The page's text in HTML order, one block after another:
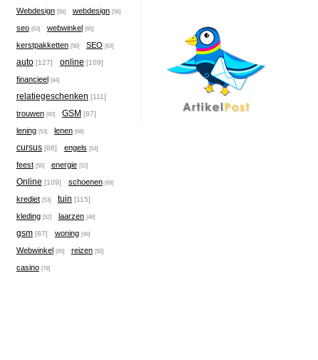
Webdesign [56] webdesign [56]
seo [63] webwinkel [65]
kerstpakketten [56] SEO [63]
auto [127] online [109]
financieel [84]
relatiegeschenken [111]
trouwen [60] GSM [87]
lening [53] lenen [68]
cursus [86] engels [54]
feest [50] energie [52]
Online [109] schoenen [69]
krediet [53] tuin [115]
kleding [52] laarzen [46]
gsm [87] woning [46]
Webwinkel [65] reizen [50]
casino [78]